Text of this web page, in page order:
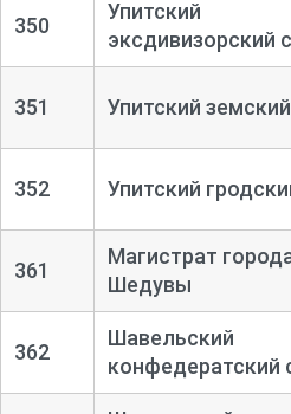
350
Упитский
эксдивизорский
351 Упитский
352 Упитский
361
Магистрат
Шедувы
362
Шавельский
конфедератский